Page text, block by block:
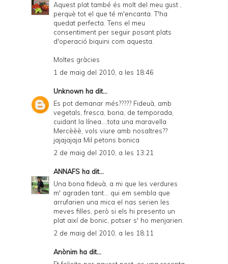
Aquest plat també és molt del meu gust ,
perquè tot el que té m'encanta. T'ha
quedat perfecta. Tens el meu
consentiment per seguir posant plats
d'operació biquini com aquesta.
Moltes gràcies
1 de maig del 2010, a les 18:46
Unknown ha dit...
Es pot demanar més????? Fideuà, amb
vegetals, fresca, bona, de temporada,
cuidant la línea....tota una maravella
Mercèèè, vols viure amb nosaltres??
jajajajaja Mil petons bonica
2 de maig del 2010, a les 13:21
ANNAFS ha dit...
Una bona fideuà, a mi que les verdures
m' agraden tant... qui em sembla que
arrufarien una mica el nas serien les
meves filles, però si els hi presento un
plat així de bonic, potser s' ho menjarien.
2 de maig del 2010, a les 18:11
Anònim ha dit...